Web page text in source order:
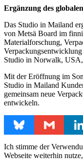
Ergänzung des
Das Studio in Mailand
von Metsä Board im
Materialforschung,
Studio in Norwalk,
Mit der Eröffnung im
Studio in Mailand
gemeinsam neue
entwickeln.
Bluesky Gmail
Ich stimme der
Webseite weiterhin